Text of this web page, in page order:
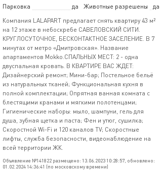
Парковка
да Животные разрешены
да
Компания LALAPART предлагает снять квартиру 43 м²
на 12 этаже в небоскребе САВЕЛОВСКИЙ СИТИ.
КРУГЛОСУТОЧНОЕ, БЕСКОНТАКТНОЕ ЗАСЕЛЕНИЕ. В 7
минутах от метро «Дмитровская». Название
апартаментов Mokko.СПАЛЬНЫХ МЕСТ: 2 - одна
двуспальная кровать. В КВАРТИРЕ ВАС ЖДЕТ:
Дизайнерский ремонт; Мини-бар; Постельное бельё
из натуральных тканей; Функциональная кухня в
полной комплектации; Опрятная ванная комната с
блестящими кранами и мягкими полотенцами;
Гигиенические наборы: мыло, шампуни, гель для
душа, зубная щетка и паста; Фен и утюг, сушилка;
Скоростной Wi-Fi и 120 каналов TV; Скоростные
лифты, служба безопасности, видеонаблюдение на
всей территории ЖК.
Объявление №141822 размещено: 13.06.2023 10:28:57, обновлено:
01.02.2024 14:36:41 (по московскому времени)